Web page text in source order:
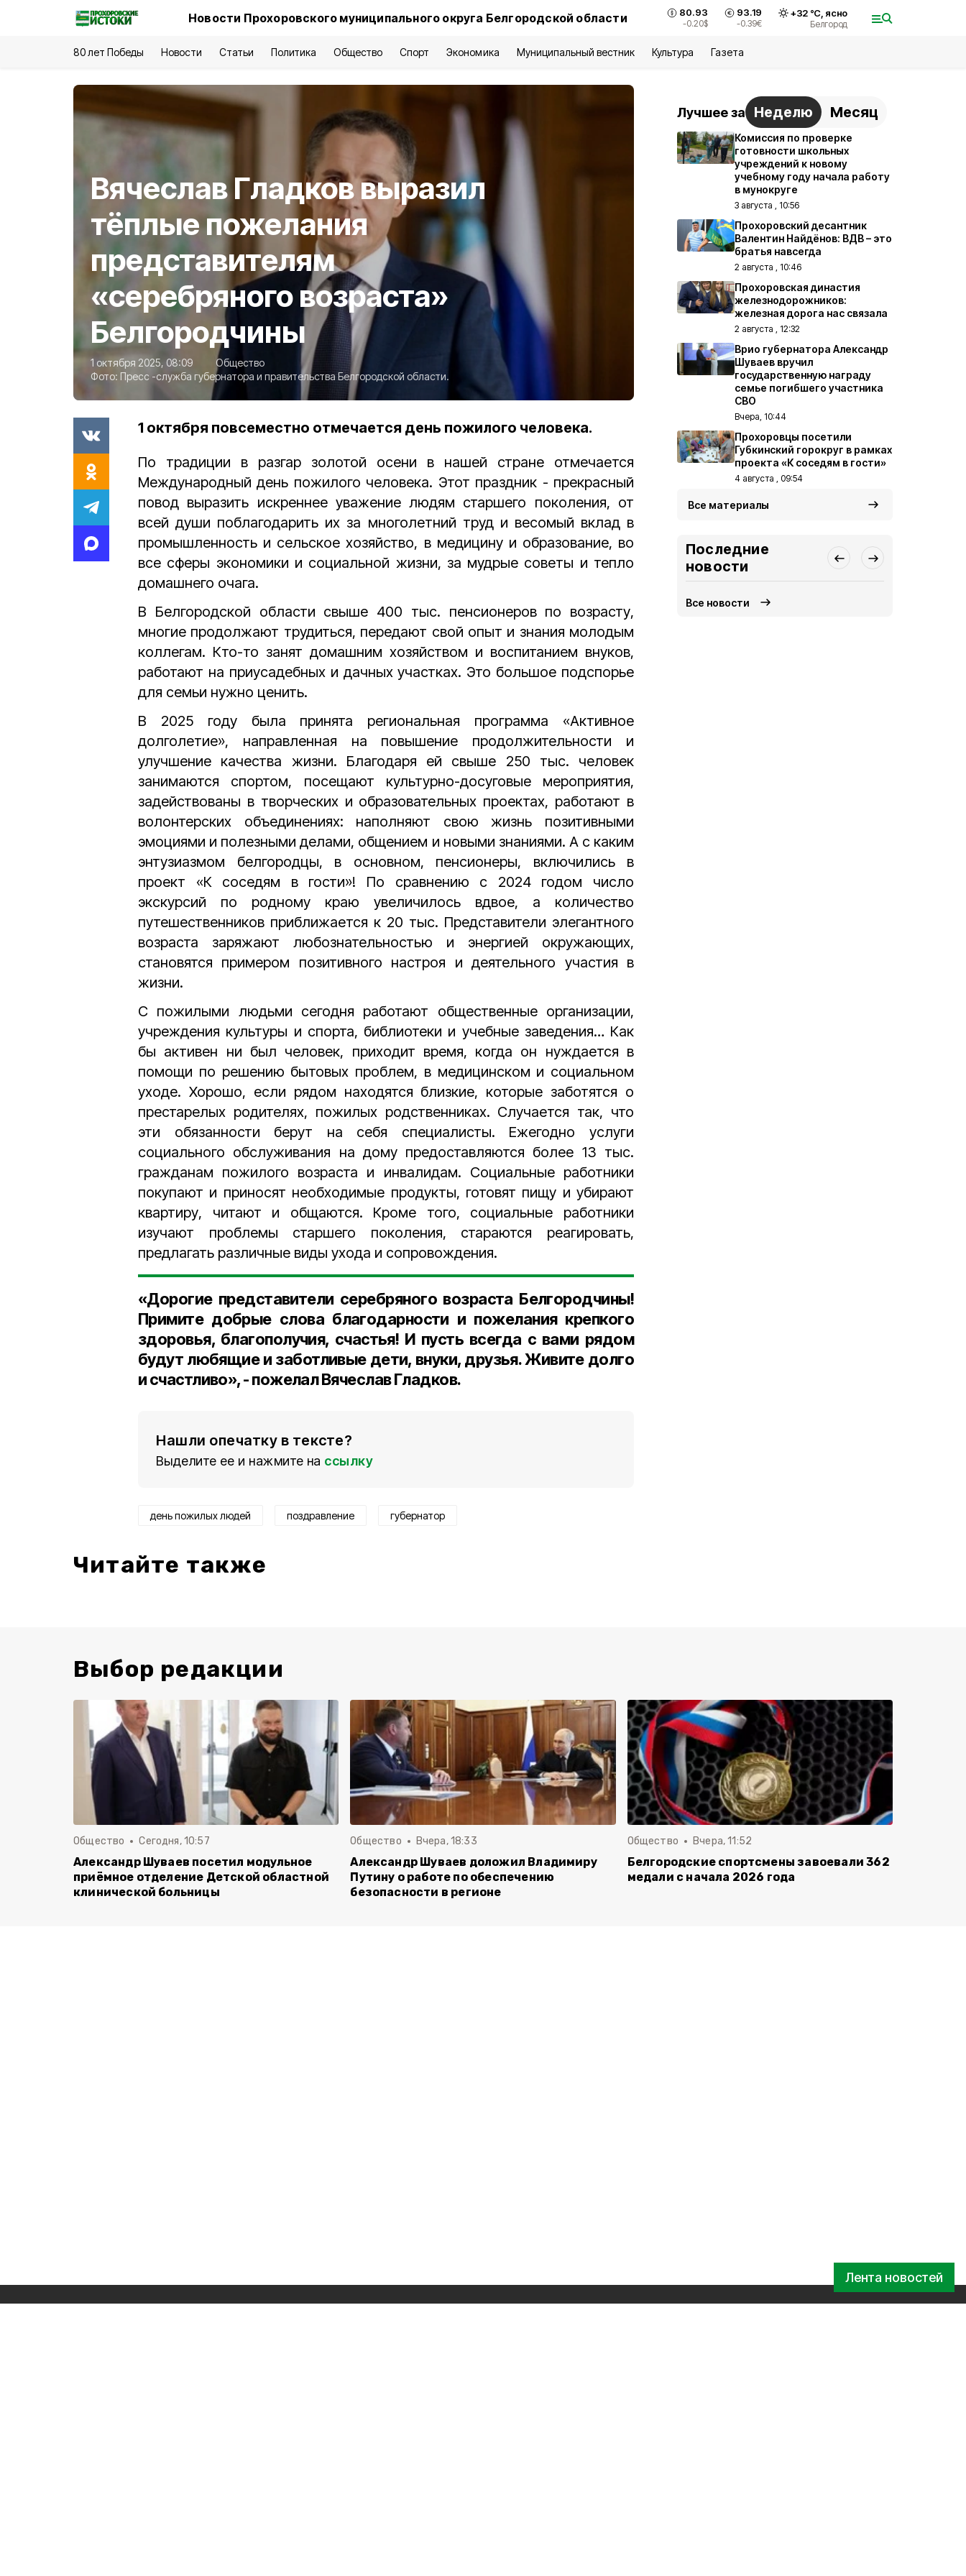
Новости Прохоровского муниципального округа Белгородской области 80.93
-0.20$
93.19
-0.39€
+32°С, ясно
Белгород
80 лет Победы Новости Статьи Политика Общество Спорт Экономика Муниципальный вестник Культура Газета
Лента новостей
Вячеслав Гладков выразил
тёплые пожелания
представителям
«серебряного возраста»
Белгородчины
1 октября 2025, 08:09
Общество
Фото: Пресс -служба губернатора и правительства Белгородской области.
1 октября повсеместно отмечается день пожилого человека.
По традиции в разгар золотой осени в нашей стране отмечается
Международный день пожилого человека. Этот праздник - прекрасный
повод выразить искреннее уважение людям старшего поколения, от
всей души поблагодарить их за многолетний труд и весомый вклад в
промышленность и сельское хозяйство, в медицину и образование, во
все сферы экономики и социальной жизни, за мудрые советы и тепло
домашнего очага.
В Белгородской области свыше 400 тыс. пенсионеров по возрасту,
многие продолжают трудиться, передают свой опыт и знания молодым
коллегам. Кто-то занят домашним хозяйством и воспитанием внуков,
работают на приусадебных и дачных участках. Это большое подспорье
для семьи нужно ценить.
В 2025 году была принята региональная программа «Активное
долголетие», направленная на повышение продолжительности и
улучшение качества жизни. Благодаря ей свыше 250 тыс. человек
занимаются спортом, посещают культурно-досуговые мероприятия,
задействованы в творческих и образовательных проектах, работают в
волонтерских объединениях: наполняют свою жизнь позитивными
эмоциями и полезными делами, общением и новыми знаниями. А с каким
энтузиазмом белгородцы, в основном, пенсионеры, включились в
проект «К соседям в гости»! По сравнению с 2024 годом число
экскурсий по родному краю увеличилось вдвое, а количество
путешественников приближается к 20 тыс. Представители элегантного
возраста заряжают любознательностью и энергией окружающих,
становятся примером позитивного настроя и деятельного участия в
жизни.
С пожилыми людьми сегодня работают общественные организации,
учреждения культуры и спорта, библиотеки и учебные заведения… Как
бы активен ни был человек, приходит время, когда он нуждается в
помощи по решению бытовых проблем, в медицинском и социальном
уходе. Хорошо, если рядом находятся близкие, которые заботятся о
престарелых родителях, пожилых родственниках. Случается так, что
эти обязанности берут на себя специалисты. Ежегодно услуги
социального обслуживания на дому предоставляются более 13 тыс.
гражданам пожилого возраста и инвалидам. Социальные работники
покупают и приносят необходимые продукты, готовят пищу и убирают
квартиру, читают и общаются. Кроме того, социальные работники
изучают проблемы старшего поколения, стараются реагировать,
предлагать различные виды ухода и сопровождения.
«Дорогие представители серебряного возраста Белгородчины!
Примите добрые слова благодарности и пожелания крепкого
здоровья, благополучия, счастья! И пусть всегда с вами рядом
будут любящие и заботливые дети, внуки, друзья. Живите долго
и счастливо», - пожелалВячеслав Гладков.
Нашли опечатку в тексте?
Выделите ее и нажмите на ссылку
день пожилых людей поздравление губернатор
Читайте также
Лучшее за Неделю Месяц
Комиссия по проверке
готовности школьных
учреждений к новому
учебному году начала работу
в мунокруге
3 августа , 10:56
Прохоровский десантник
Валентин Найдёнов: ВДВ – это
братья навсегда
2 августа , 10:46
Прохоровская династия
железнодорожников:
железная дорога нас связала
2 августа , 12:32
Врио губернатора Александр
Шуваев вручил
государственную награду
семье погибшего участника
СВО
Вчера, 10:44
Прохоровцы посетили
Губкинский горокруг в рамках
проекта «К соседям в гости»
4 августа , 09:54
Все материалы
Последние
новости
Все новости
Выбор редакции
Общество Сегодня, 10:57
Александр Шуваев посетил модульное
приёмное отделение Детской областной
клинической больницы
Общество Вчера, 18:33
Александр Шуваев доложил Владимиру
Путину о работе по обеспечению
безопасности в регионе
Общество Вчера, 11:52
Белгородские спортсмены завоевали 362
медали с начала 2026 года